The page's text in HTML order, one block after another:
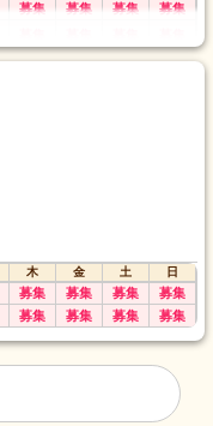
募集 募集 募集 募集
木 金 土
日
募集 募集 募集 募集
募集 募集 募集 募集